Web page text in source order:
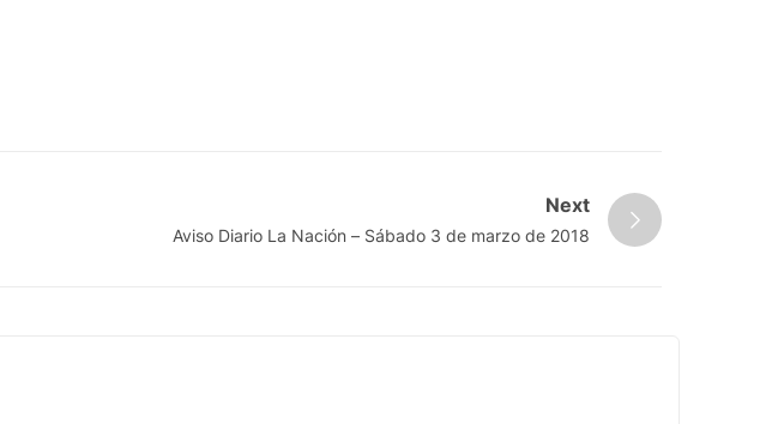
Next
Aviso Diario La Nación – Sábado 3 de marzo de 2018